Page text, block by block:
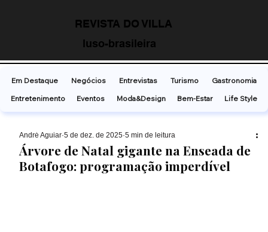
REVISTA DO VILLA
luso-brasileira
Árvore de Natal gigante na Enseada de
Botafogo: programação imperdível
André Aguiar 5 de dez. de 2025 5 min de leitura
Em Destaque Negócios Entrevistas Turismo
Gastronomia
Entretenimento
Eventos Moda&Design Bem-Estar Life Style